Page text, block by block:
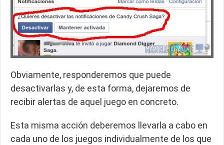
Obviamente, responderemos que puede
desactivarlas y, de esta forma, dejaremos de
recibir alertas de aquel juego en concreto.
Esta misma acción deberemos llevarla a cabo en
cada uno de los juegos individualmente de los que